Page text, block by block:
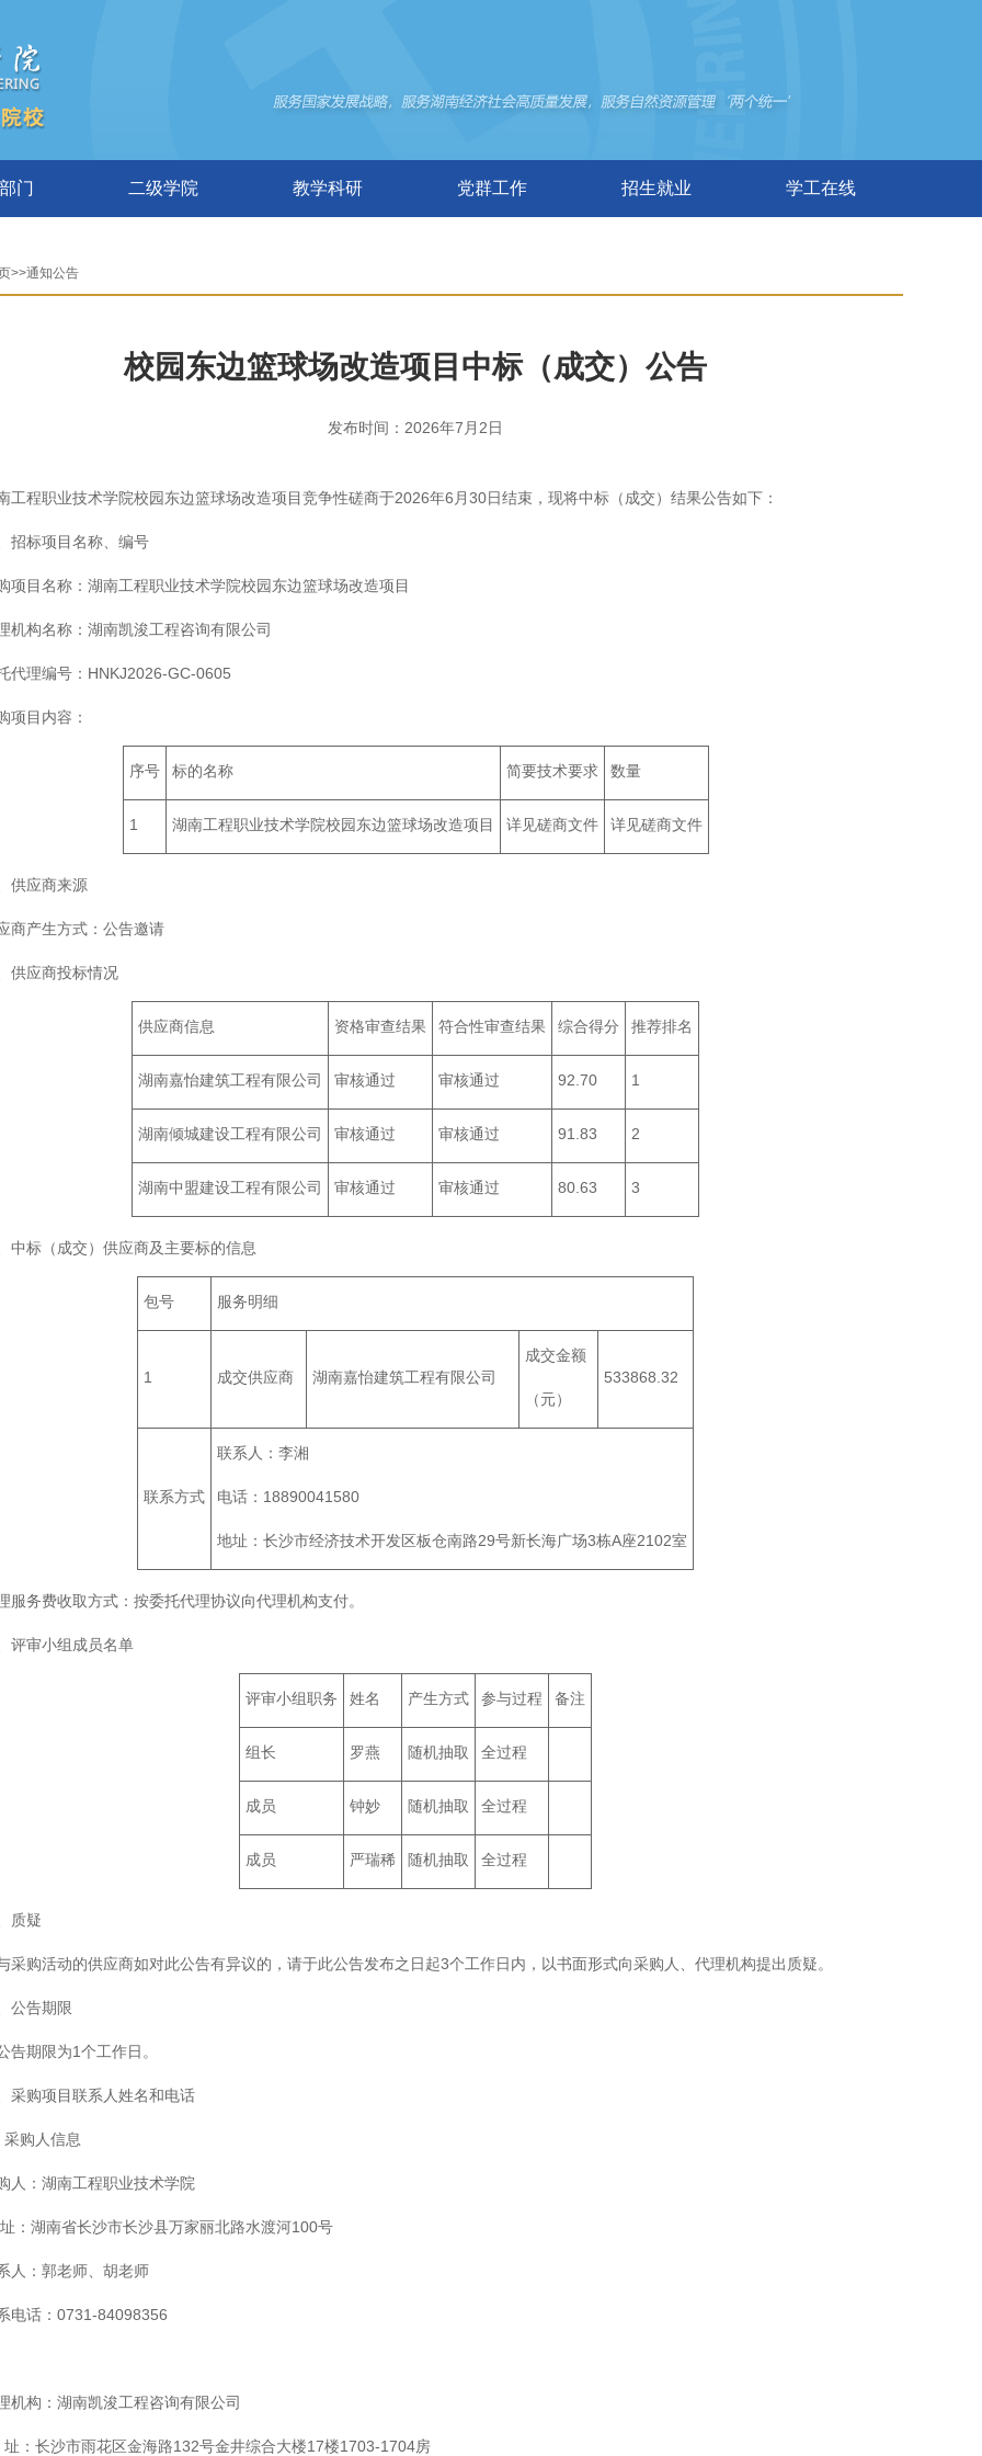
门 二级学院 教学科研 党群工作 招生就业 学工在线
>>通知公告
校园东边篮球场改造项目中标（成交）公告
发布时间：2026年7月2日
工程职业技术学院校园东边篮球场改造项目竞争性磋商于2026年6月30日结束，现将中标（成交）结果公告如下：
招标项目名称、编号
项目名称：湖南工程职业技术学院校园东边篮球场改造项目
机构名称：湖南凯浚工程咨询有限公司
代理编号：HNKJ2026-GC-0605
项目内容：
序号 标的名称 简要技术要求 数量
1 湖南工程职业技术学院校园东边篮球场改造项目 详见磋商文件 详见磋商文件
供应商来源
商产生方式：公告邀请
供应商投标情况
供应商信息 资格审查结果 符合性审查结果 综合得分 推荐排名
湖南嘉怡建筑工程有限公司 审核通过 审核通过 92.70 1
湖南倾城建设工程有限公司 审核通过 审核通过 91.83 2
湖南中盟建设工程有限公司 审核通过 审核通过 80.63 3
中标（成交）供应商及主要标的信息
包号 服务明细
1 成交供应商 湖南嘉怡建筑工程有限公司
成交金额
（元）
533868.32
联系方式
联系人：李湘
电话：18890041580
地址：长沙市经济技术开发区板仓南路29号新长海广场3栋A座2102室
服务费收取方式：按委托代理协议向代理机构支付。
评审小组成员名单
评审小组职务 姓名 产生方式 参与过程 备注
组长 罗燕 随机抽取 全过程
成员 钟妙 随机抽取 全过程
成员 严瑞稀 随机抽取 全过程
质疑
采购活动的供应商如对此公告有异议的，请于此公告发布之日起3个工作日内，以书面形式向采购人、代理机构提出质疑。
公告期限
告期限为1个工作日。
采购项目联系人姓名和电话
采购人信息
人：湖南工程职业技术学院
：湖南省长沙市长沙县万家丽北路水渡河100号
人：郭老师、胡老师
电话：0731-84098356
机构：湖南凯浚工程咨询有限公司
：长沙市雨花区金海路132号金井综合大楼17楼1703-1704房